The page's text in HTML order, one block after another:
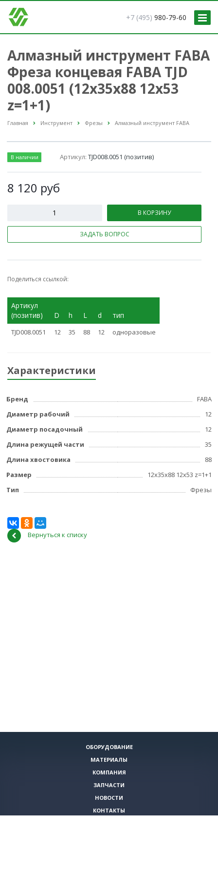
+7 (495) 980-79-60
Алмазный инструмент FABA
Фреза концевая FABA TJD
008.0051 (12х35х88 12х53
z=1+1)
Главная Инструмент Фрезы Алмазный инструмент FABA
В наличии Артикул:TJD008.0051 (позитив)
8 120 руб
В КОРЗИНУ
ЗАДАТЬ ВОПРОС
Поделиться ссылкой:
Артикул
(позитив)
D h L d тип
TJD008.0051 12 35 88 12 одноразовые
Характеристики
Бренд
FABA
Диаметр рабочий
12
Диаметр посадочный
12
Длина режущей части
35
Длина хвостовика
88
Размер
12х35х88 12х53 z=1+1
Тип
Фрезы
Вернуться к списку
ОБОРУДОВАНИЕ
МАТЕРИАЛЫ
КОМПАНИЯ
ЗАПЧАСТИ
НОВОСТИ
КОНТАКТЫ